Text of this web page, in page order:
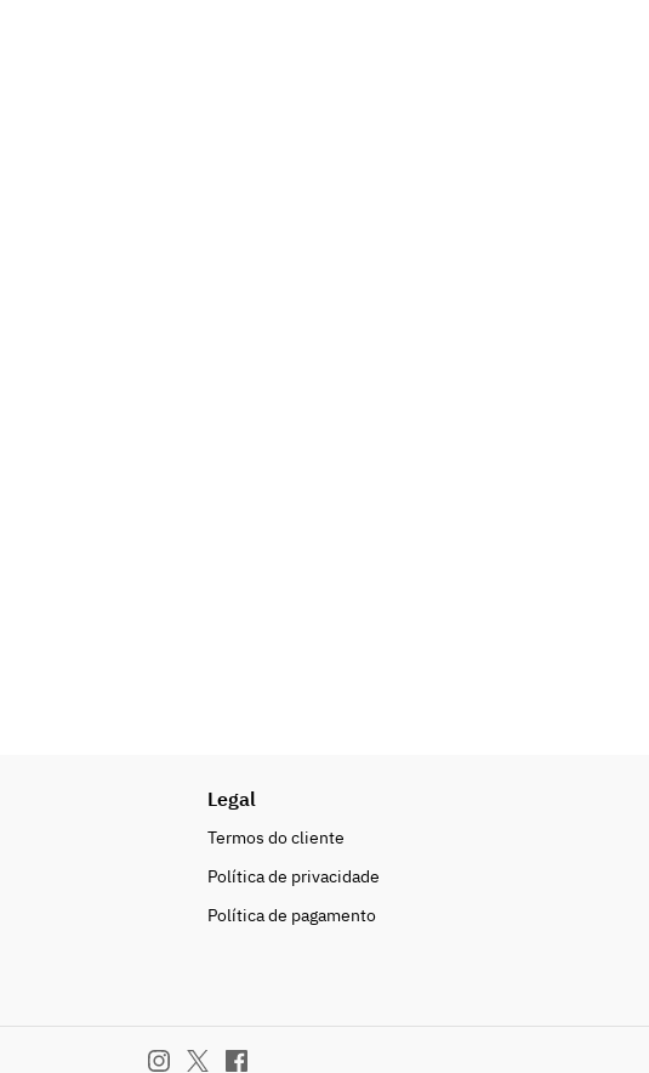
Legal
Termos do cliente
Política de privacidade
Política de pagamento